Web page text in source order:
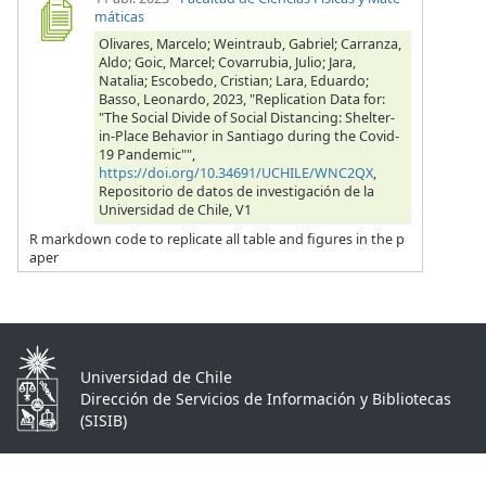
máticas
Olivares, Marcelo; Weintraub, Gabriel; Carranza,
Aldo; Goic, Marcel; Covarrubia, Julio; Jara,
Natalia; Escobedo, Cristian; Lara, Eduardo;
Basso, Leonardo, 2023, "Replication Data for:
"The Social Divide of Social Distancing: Shelter-
in-Place Behavior in Santiago during the Covid-
19 Pandemic"",
https://doi.org/10.34691/UCHILE/WNC2QX,
Repositorio de datos de investigación de la
Universidad de Chile, V1
R markdown code to replicate all table and figures in the p
aper
Universidad de Chile
Dirección de Servicios de Información y Bibliotecas
(SISIB)